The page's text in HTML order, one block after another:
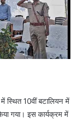
स्थित 10वीं बटालियन में
गया। इस कार्यक्रम में